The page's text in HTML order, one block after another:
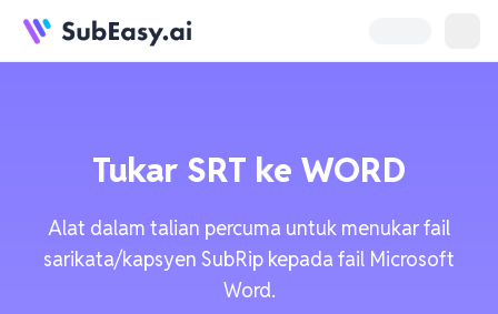
Tukar SRT ke WORD
Alat dalam talian percuma untuk menukar fail
sarikata/kapsyen SubRip kepada fail Microsoft
Word.